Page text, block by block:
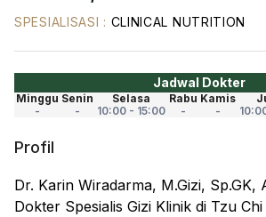
SPESIALISASI : CLINICAL NUTRITION
Jadwal Dokter
Minggu Senin Selasa Rabu Kamis
-
- 10:00 - 15:00 - -
Profil
Dr. Karin Wiradarma, M.Gizi, Sp.GK,
Dokter Spesialis Gizi Klinik di Tzu